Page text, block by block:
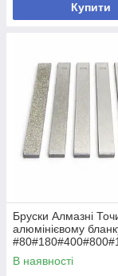
Купити
Бруски Алмазнi
алюмінієвому
0) Код/Артикул
В наявності